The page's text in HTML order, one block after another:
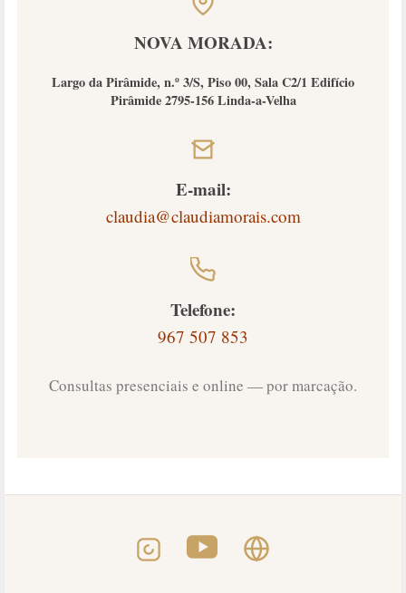
NOVA MORADA:
Largo da Pirâmide, n.º 3/S, Piso 00, Sala C2/1 Edifício
Pirâmide 2795-156 Linda-a-Velha
E-mail:
claudia@claudiamorais.com
Telefone:
967 507 853
Consultas presenciais e online — por marcação.